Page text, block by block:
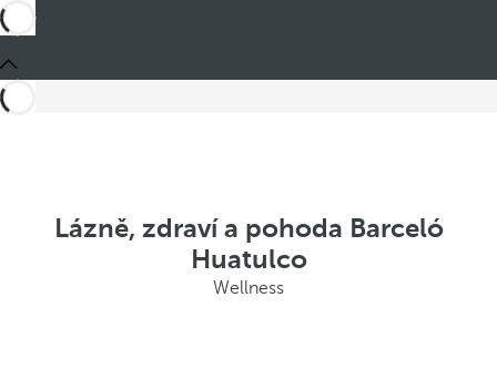
Lázně, zdraví a pohoda Barceló
Huatulco
Wellness